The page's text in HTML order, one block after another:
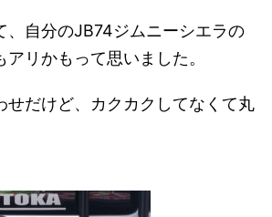
、自分のJB74ジムニーシエラの
リかもって思いました。
せだけど、カクカクしてなくて丸